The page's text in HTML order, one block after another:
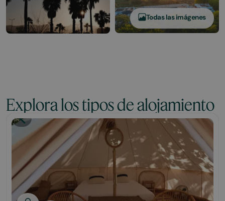
Todas las imágenes
Explora los tipos de alojamiento
Glamping